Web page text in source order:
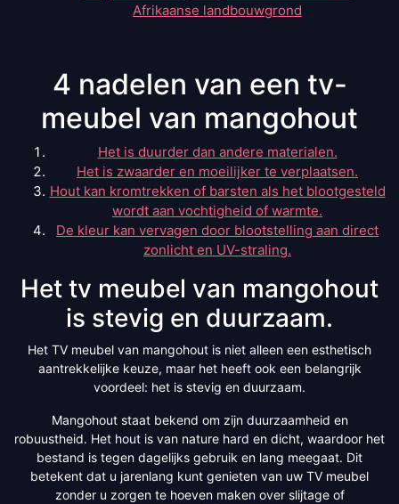
Afrikaanse landbouwgrond
4 nadelen van een tv-
meubel van mangohout
Het is duurder dan andere materialen.
Het is zwaarder en moeilijker te verplaatsen.
Hout kan kromtrekken of barsten als het blootgesteld
wordt aan vochtigheid of warmte.
De kleur kan vervagen door blootstelling aan direct
zonlicht en UV-straling.
Het tv meubel van mangohout
is stevig en duurzaam.
Het TV meubel van mangohout is niet alleen een esthetisch
aantrekkelijke keuze, maar het heeft ook een belangrijk
voordeel: het is stevig en duurzaam.
Mangohout staat bekend om zijn duurzaamheid en
robuustheid. Het hout is van nature hard en dicht, waardoor het
bestand is tegen dagelijks gebruik en lang meegaat. Dit
betekent dat u jarenlang kunt genieten van uw TV meubel
zonder u zorgen te hoeven maken over slijtage of